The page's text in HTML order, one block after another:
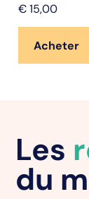
€ 15,00
Acheter
Les
du